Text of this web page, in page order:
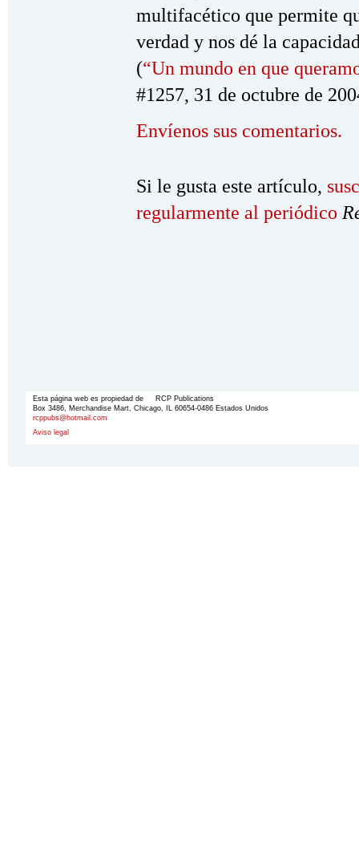
multifacético que permite
verdad y nos dé la
(“Un mundo en que
#1257, 31 de octubre de
Envíenos sus comentarios.
Si le gusta este artículo,
regularmente al periódico
Esta página web es propiedad de RCP Publications
Box 3486, Merchandise Mart, Chicago, IL 60654-0486 Estados Unidos
rcppubs@hotmail.com
Aviso legal